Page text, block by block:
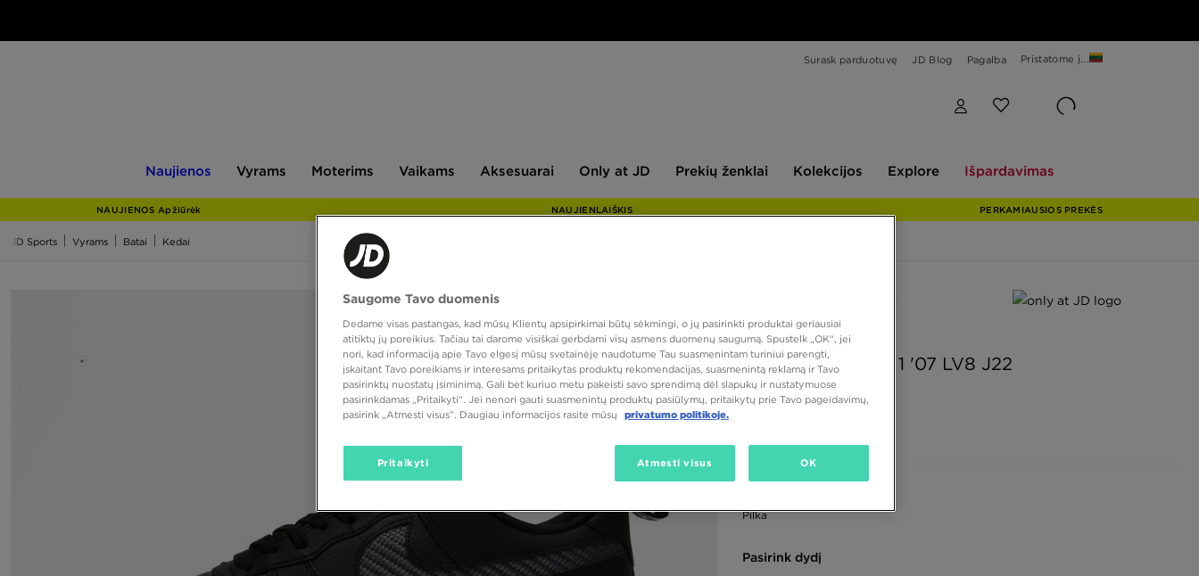
Surask parduotuvę JD Blog Pagalba Pristatome į...
Naujienos Vyrams Moterims Vaikams Aksesuarai
JD
Only at JD
ženklai
Prekių ženklai Kolekcijos Explore Išpardavimas
NAUJIENOS Apžiūrėk NAUJIENLAIŠKIS PERKAMIAUSIOS PREKĖS
JD Sports Vyrams Batai Kedai
ONLY AT JD
NIKE AIR FORCE 1 '07 LV8 J22
Pilka
Pasirink dydį
Saugome Tavo duomenis
Dedame visas pastangas, kad mūsų Klientų apsipirkimai būtų sėkmingi, o jų pasirinkti produktai geriausiai
atitiktų jų poreikius. Tačiau tai darome visiškai gerbdami visų asmens duomenų saugumą. Spustelk „OK“, jei
nori, kad informaciją apie Tavo elgesį mūsų svetainėje naudotume Tau suasmenintam turiniui parengti,
įskaitant Tavo poreikiams ir interesams pritaikytas produktų rekomendacijas, suasmenintą reklamą ir Tavo
pasirinktų nuostatų įsiminimą. Gali bet kuriuo metu pakeisti savo sprendimą dėl slapukų ir nustatymuose
pasirinkdamas „Pritaikyti“. Jei nenori gauti suasmenintų produktų pasiūlymų, pritaikytų prie Tavo pageidavimų,
pasirink „Atmesti visus”. Daugiau informacijos rasite mūsų
privatumo politikoje.
Pritaikyti Atmesti visus OK